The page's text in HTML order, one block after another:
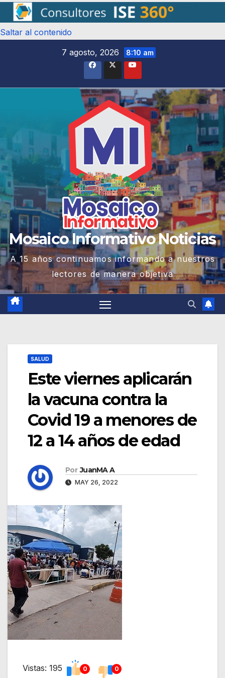
Saltar al contenido
7 agosto, 2026
8:10 am
Mosaico Informativo Noticias
A 15 años continuamos informando a nuestros
lectores de manera objetiva
SALUD
Este viernes aplicarán
la vacuna contra la
Covid 19 a menores de
12 a 14 años de edad
Por JuanMA A
MAY 26, 2022
Vistas: 195 0 0